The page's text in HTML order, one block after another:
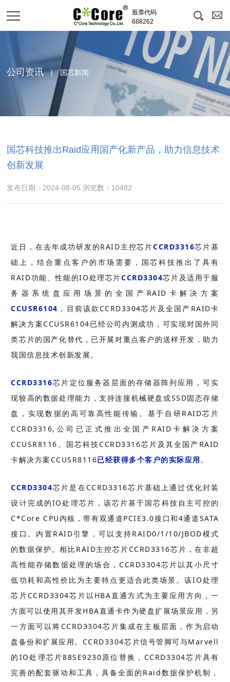
股票代码
688262
公司资讯| 国芯新闻
国芯科技推出Raid应用国产化新产品，助力信息技术
创新发展
发布日期：2024-08-05 浏览数：10482
近日，在去年成功研发的RAID主控芯片CCRD3316芯片基
础上，结合重点客户的市场需要，国芯科技推出了具有
RAID功能、性能的IO处理芯片CCRD3304芯片及适用于服
务器系统盘应用场景的全国产RAID卡解决方案
CCUSR6104 ，目前该款CCRD3304芯片及全国产RAID卡
解决方案CCUSR6104已经公司内测成功，可实现对国外同
类芯片的国产化替代，已开展对重点客户的送样开发，助力
我国信息技术创新发展。
CCRD3316芯片定位服务器层面的存储器阵列应用，可实
现较高的数据处理能力，支持连接机械硬盘或SSD固态存储
盘，实现数据的高可靠高性能传输。基于自研RAID芯片
CCRD3316,公司已正式推出全国产RAID卡解决方案
CCUSR8116。国芯科技CCRD3316芯片及其全国产RAID
卡解决方案CCUSR8116已经获得多个客户的实际应用 。
CCRD3304芯片是在CCRD3316芯片基础上通过优化封装
设计完成的IO处理芯片，该芯片基于国芯科技自主可控的
C*Core CPU内核，带有双通道PCIE3.0接口和4通道SATA
接口。内置RAID引擎，可以支持RAID0/1/10/JBOD模式
的数据保护。相比RAID主控芯片CCRD3316芯片，在非超
高性能存储数据处理的场合，CCRD3304芯片以其小尺寸
低功耗和高性价比为主要特点更适合此类场景。该IO处理
芯片CCRD3304芯片以HBA直通方式为主要应用方向，一
方面可以使用其开发HBA直通卡作为硬盘扩展场景应用，另
一方面可以将CCRD3304芯片集成在主板层面，作为启动
盘备份和扩展应用。CCRD3304芯片信号管脚可与Marvell
的IO处理芯片88SE9230原位替换，CCRD3304芯片具有
完善的配套驱动和工具，具备全面的Raid数据保护机制，